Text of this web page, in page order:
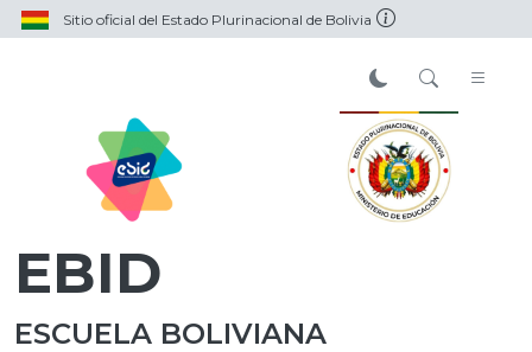
Sitio oficial del Estado Plurinacional de Bolivia
EBID
ESCUELA BOLIVIANA